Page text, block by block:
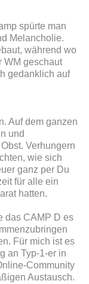
spürte man
Melancholie.
während wo
WM geschaut
gedanklich auf
Auf dem ganzen
und
Verhungern
wie sich
ganz per Du
für alle ein
hatten.
das CAMP D es
Für mich ist es
an Typ-1-er in
Community
Austausch.